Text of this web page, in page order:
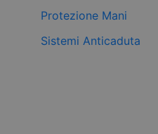
Protezione Mani
Sistemi Anticaduta